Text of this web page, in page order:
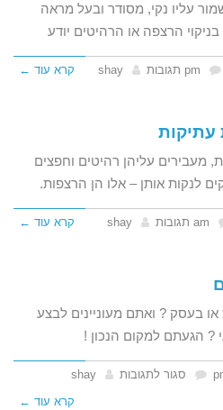
עליו נקי, מסודר ובעל מראה
הרצפה או הרהיטים יודע
shay קרא עוד ←
עתיקות
מעבירים עליהן רהיטים וחפצים
לנקות אותן – אלו הן הרצפות.
shay קרא עוד ←
בעסק ? ואתם מעוניינים לבצע
? הגעתם למקום הנכון !
סגור לתגובותעל
shay
קרא עוד ←